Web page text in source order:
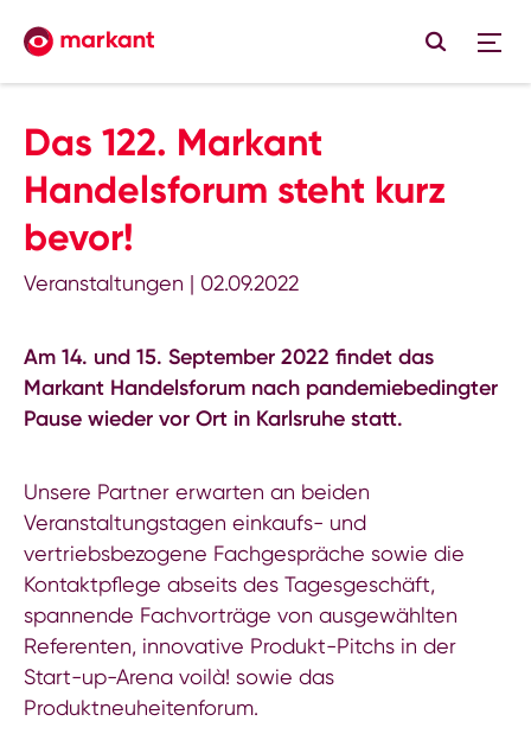
Das 122. Markant
Handelsforum steht kurz
bevor!
Veranstaltungen | 02.09.2022
Am 14. und 15. September 2022 findet das
Markant Handelsforum nach pandemiebedingter
Pause wieder vor Ort in Karlsruhe statt.
Unsere Partner erwarten an beiden
Veranstaltungstagen einkaufs- und
vertriebsbezogene Fachgespräche sowie die
Kontaktpflege abseits des Tagesgeschäft,
spannende Fachvorträge von ausgewählten
Referenten, innovative Produkt-Pitchs in der
Start-up-Arena voilà! sowie das
Produktneuheitenforum.